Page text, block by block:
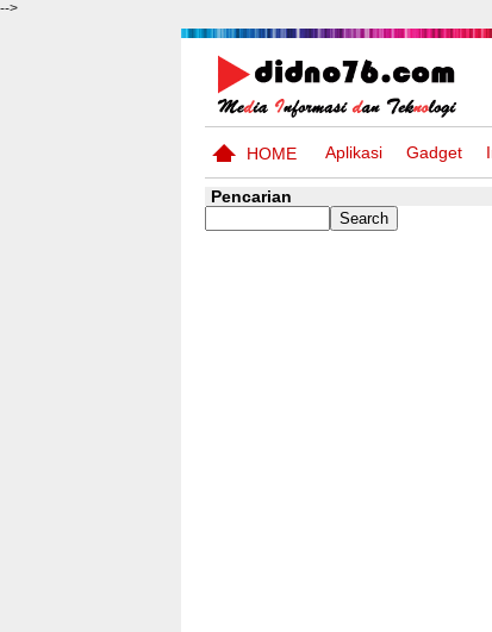
-->
HOME Aplikasi Gadget
Pencarian